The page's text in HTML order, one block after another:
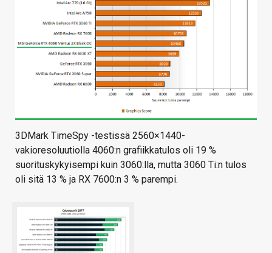
3DMark TimeSpy -testissä 2560×1440-
vakioresoluutiolla 4060:n grafiikkatulos oli 19 %
suorituskykyisempi kuin 3060:lla, mutta 3060 Ti:n tulos
oli sitä 13 % ja RX 7600:n 3 % parempi.